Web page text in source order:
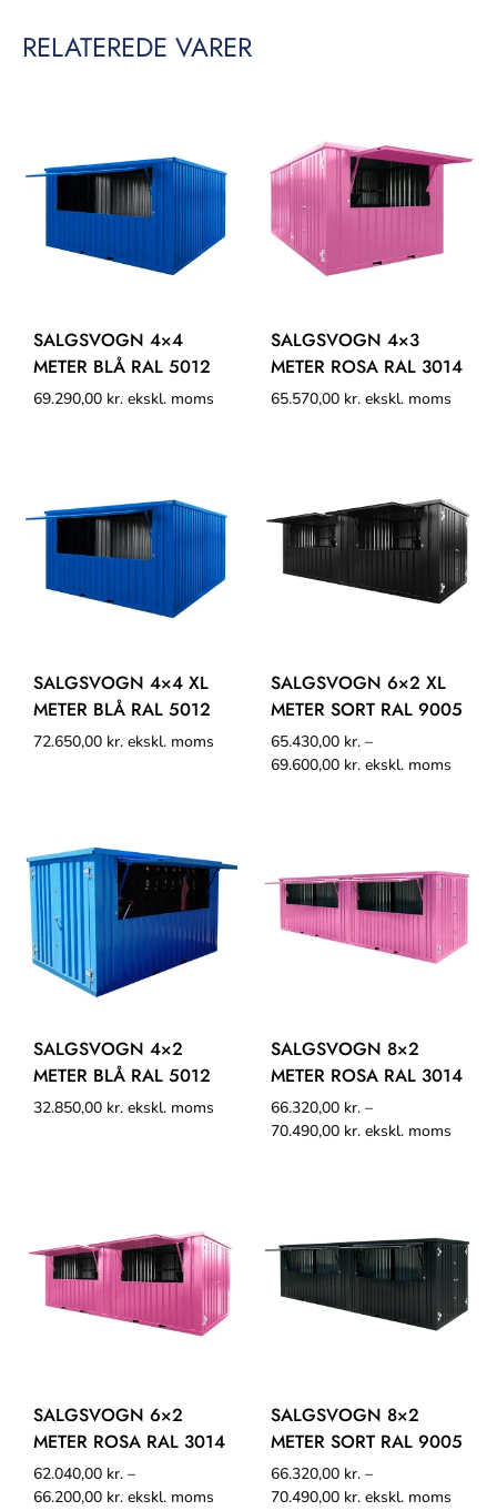
RELATEREDE VARER
SALGSVOGN 4×4
METER BLÅ RAL 5012
69.290,00 kr. ekskl. moms
SALGSVOGN 4×3
METER ROSA RAL 3014
65.570,00 kr. ekskl. moms
SALGSVOGN 4×4 XL
METER BLÅ RAL 5012
72.650,00 kr. ekskl. moms
SALGSVOGN 6×2 XL
METER SORT RAL 9005
65.430,00 kr. –
69.600,00 kr. ekskl. moms
SALGSVOGN 4×2
METER BLÅ RAL 5012
32.850,00 kr. ekskl. moms
SALGSVOGN 8×2
METER ROSA RAL 3014
66.320,00 kr. –
70.490,00 kr. ekskl. moms
SALGSVOGN 6×2
METER ROSA RAL 3014
62.040,00 kr. –
66.200,00 kr. ekskl. moms
SALGSVOGN 8×2
METER SORT RAL 9005
66.320,00 kr. –
70.490,00 kr. ekskl. moms